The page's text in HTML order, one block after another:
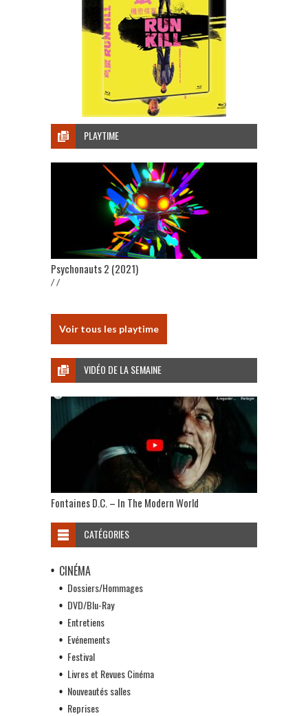
PLAYTIME
Psychonauts 2 (2021)
/ /
Voir tous les playtime
VIDÉO DE LA SEMAINE
Fontaines D.C. – In The Modern World
CATÉGORIES
CINÉMA
Dossiers/Hommages
DVD/Blu-Ray
Entretiens
Evénements
Festival
Livres et Revues Cinéma
Nouveautés salles
Reprises